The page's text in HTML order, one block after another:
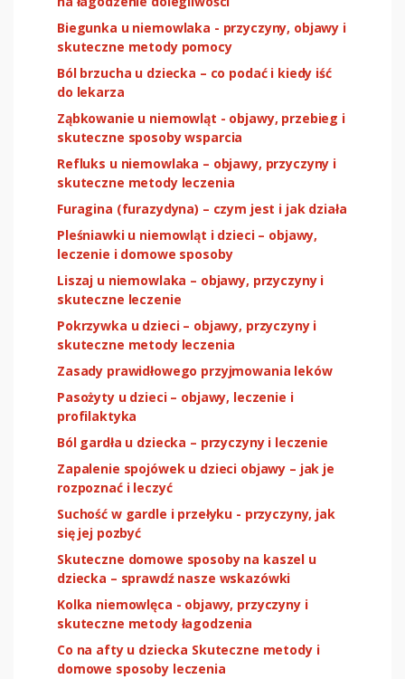
Biegunka u niemowlaka - przyczyny, objawy i
skuteczne metody pomocy
Ból brzucha u dziecka – co podać i kiedy iść
do lekarza
Ząbkowanie u niemowląt - objawy, przebieg i
skuteczne sposoby wsparcia
Refluks u niemowlaka – objawy, przyczyny i
skuteczne metody leczenia
Furagina (furazydyna) – czym jest i jak działa
Pleśniawki u niemowląt i dzieci – objawy,
leczenie i domowe sposoby
Liszaj u niemowlaka – objawy, przyczyny i
skuteczne leczenie
Pokrzywka u dzieci – objawy, przyczyny i
skuteczne metody leczenia
Zasady prawidłowego przyjmowania leków
Pasożyty u dzieci – objawy, leczenie i
profilaktyka
Ból gardła u dziecka – przyczyny i leczenie
Zapalenie spojówek u dzieci objawy – jak je
rozpoznać i leczyć
Suchość w gardle i przełyku - przyczyny, jak
się jej pozbyć
Skuteczne domowe sposoby na kaszel u
dziecka – sprawdź nasze wskazówki
Kolka niemowlęca - objawy, przyczyny i
skuteczne metody łagodzenia
Co na afty u dziecka Skuteczne metody i
domowe sposoby leczenia